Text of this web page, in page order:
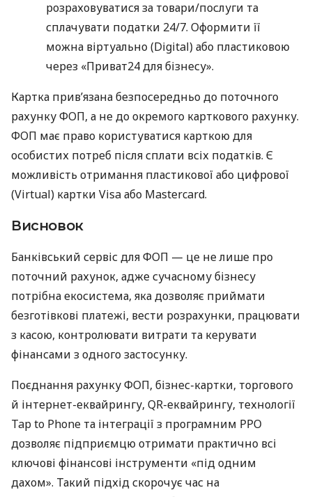
розраховуватися за товари/послуги та
сплачувати податки 24/7. Оформити її
можна віртуально (Digital) або пластиковою
через «Приват24 для бізнесу».
Картка прив’язана безпосередньо до поточного
рахунку ФОП, а не до окремого карткового рахунку.
ФОП має право користуватися карткою для
особистих потреб після сплати всіх податків. Є
можливість отримання пластикової або цифрової
(Virtual) картки Visa або Mastercard.
Висновок
Банківський сервіс для ФОП — це не лише про
поточний рахунок, адже сучасному бізнесу
потрібна екосистема, яка дозволяє приймати
безготівкові платежі, вести розрахунки, працювати
з касою, контролювати витрати та керувати
фінансами з одного застосунку.
Поєднання рахунку ФОП, бізнес-картки, торгового
й інтернет-еквайрингу, QR-еквайрингу, технології
Tap to Phone та інтеграції з програмним РРО
дозволяє підприємцю отримати практично всі
ключові фінансові інструменти «під одним
дахом». Такий підхід скорочує час на